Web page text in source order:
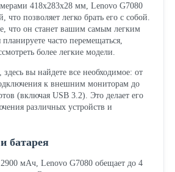
418х283х28 мм, Lenovo G7080
позволяет легко брать его с собой.
что он станет вашим самым легким
часто перемещаться,
более легкие модели.
здесь вы найдете все необходимое: от
к внешним мониторам до
(включая USB 3.2). Это делает его
различных устройств и
батарея
мАч, Lenovo G7080 обещает до 4